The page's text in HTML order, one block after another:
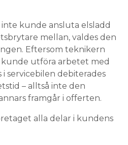
kunde ansluta elsladd
mellan, valdes den
Eftersom teknikern
kunde utföra arbetet med
servicebilen debiterades
– alltså inte den
framgår i offerten.
alla delar i kundens